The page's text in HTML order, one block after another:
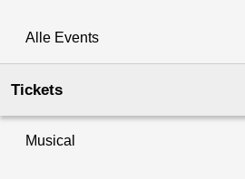
Alle Events
Tickets
Musical